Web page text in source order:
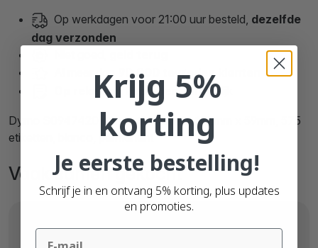
Op werkdagen voor 21:00 uur besteld, dezelfde
dag verzonden
Al meer dan
90.000 tevreden klanten
Op rekening bestellenis mogelijk
Dymo S0947420 compatible labels, 102mm x 59mm, 575
etiketten, blanco, permanent
Vaak samen gekocht
Krijg 5%
korting
Je eerste bestelling!
Schrijf je in en ontvang 5% korting, plus updates
en promoties.
Email